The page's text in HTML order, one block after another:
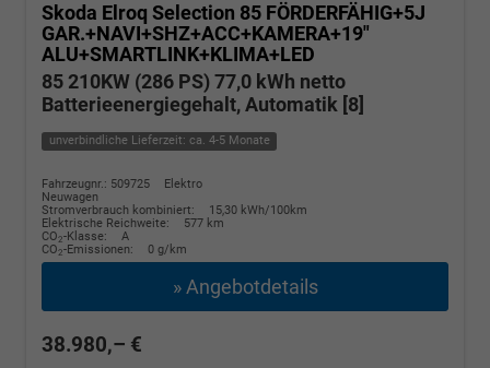
Skoda Elroq Selection 85 FÖRDERFÄHIG+5J
GAR.+NAVI+SHZ+ACC+KAMERA+19"
ALU+SMARTLINK+KLIMA+LED
85 210KW (286 PS) 77,0 kWh netto
Batterieenergiegehalt, Automatik [8]
unverbindliche Lieferzeit: ca. 4-5 Monate
Fahrzeugnr.: 509725
Elektro
Neuwagen
Stromverbrauch kombiniert:
15,30 kWh/100km
Elektrische Reichweite:
577 km
CO2-Klasse:
A
CO2-Emissionen: 0 g/km
» Angebotdetails
38.980,– €